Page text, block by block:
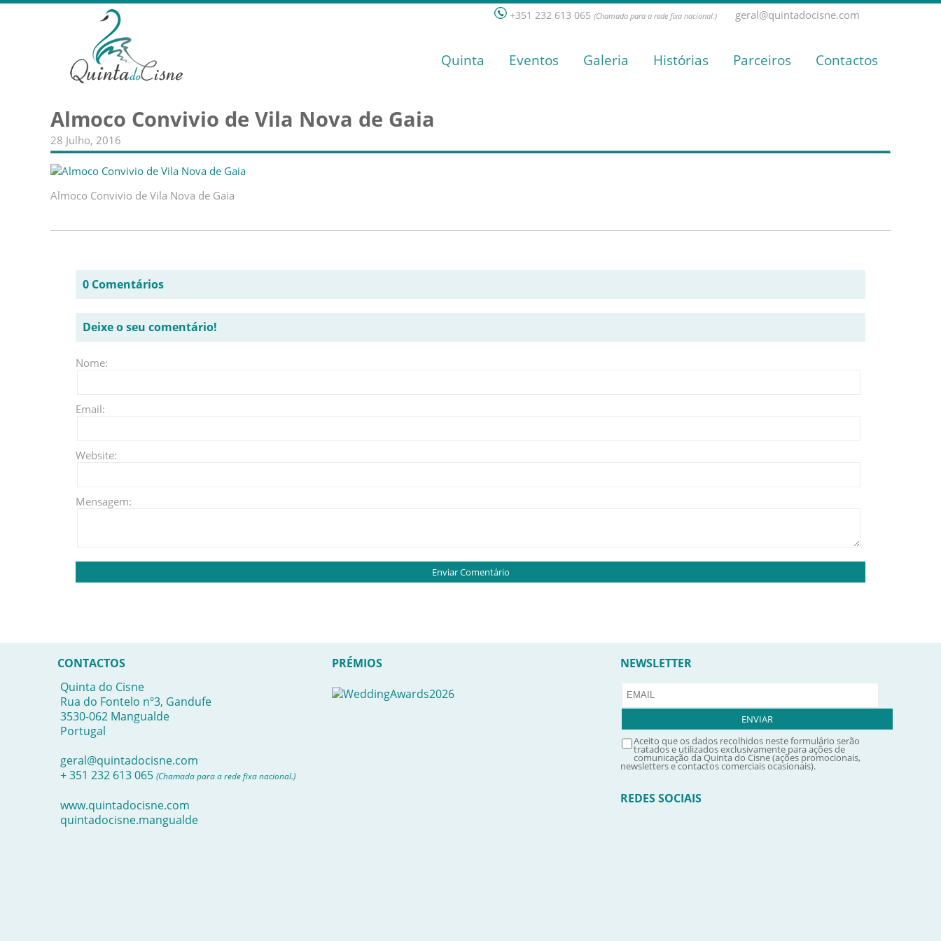
+351 232 613 065 (Chamada para a rede fixa nacional.) geral@quintadocisne.com
Quinta Eventos Galeria Histórias Parceiros Contactos
Almoco Convivio de Vila Nova de Gaia
28 Julho, 2016
Almoco Convivio de Vila Nova de Gaia
0 Comentários
Deixe o seu comentário!
Nome:
Email:
Website:
Mensagem:
CONTACTOS
Quinta do Cisne
Rua do Fontelo nº3, Gandufe
3530-062 Mangualde
Portugal
geral@quintadocisne.com
+ 351 232 613 065 (Chamada para a rede fixa nacional.)
www.quintadocisne.com
quintadocisne.mangualde
PRÉMIOS NEWSLETTER
Aceito que os dados recolhidos neste formulário serão
tratados e utilizados exclusivamente para ações de
comunicação da Quinta do Cisne (ações promocionais,
newsletters e contactos comerciais ocasionais).
REDES SOCIAIS